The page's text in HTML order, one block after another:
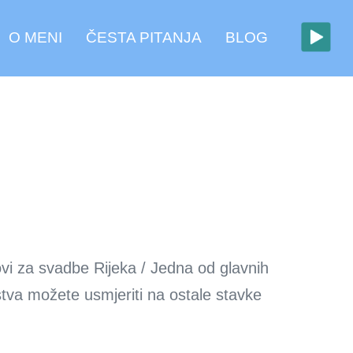
O MENI ČESTA PITANJA BLOG
za svadbe Rijeka / Jedna od glavnih
možete usmjeriti na ostale stavke